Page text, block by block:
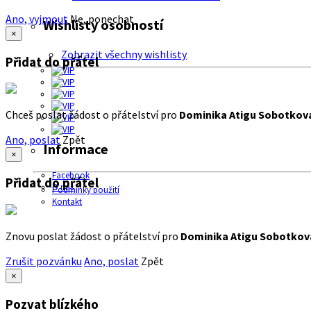
Wishlisty osobností
Zobrazit všechny wishlisty
Informace
Facebook
O nás
Podmínky použití
Kontakt
Ano, vyjmout Ne, ponechat
×
Přidat do přátel
Chceš poslat žádost o přátelství pro Dominika Atigu
Ano, poslat Zpět
×
Přidat do přátel
Znovu poslat žádost o přátelství pro Dominika Atigu
Zrušit pozvánku Ano, poslat Zpět
×
Pozvat blízkého